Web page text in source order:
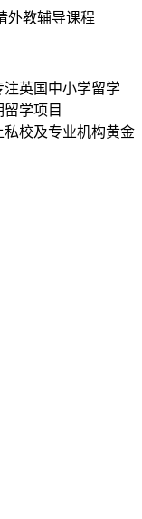
外教辅导课程
英国中小学留学
学项目
校及专业机构黄金